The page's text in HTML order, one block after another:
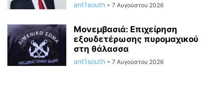
ant1south - 7 Αυγούστου 2026
Μονεμβασιά: Επιχείρηση
εξουδετέρωσης πυρομαχικού
στη θάλασσα
ant1south - 7 Αυγούστου 2026